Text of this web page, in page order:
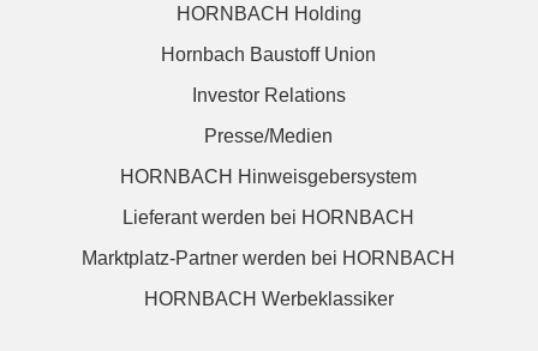
HORNBACH Holding
Hornbach Baustoff Union
Investor Relations
Presse/Medien
HORNBACH Hinweisgebersystem
Lieferant werden bei HORNBACH
Marktplatz-Partner werden bei HORNBACH
HORNBACH Werbeklassiker